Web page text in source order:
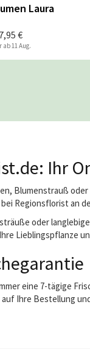
€
Laura
11 Aug.
Ihr
Blumenstrauß
bei Regionsflorist an
oder
Lieblingspflanze
eine 7-tägige
Ihre Bestellung